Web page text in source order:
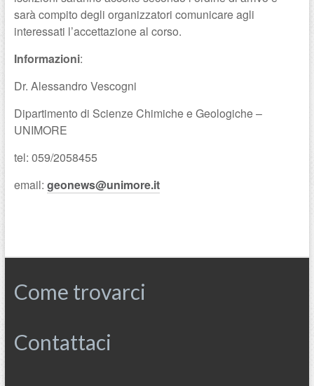
sarà compito degli organizzatori comunicare agli
interessati l’accettazione al corso.
Informazioni:
Dr. Alessandro Vescogni
Dipartimento di Scienze Chimiche e Geologiche –
UNIMORE
tel: 059/2058455
email: geonews@unimore.it
Come trovarci
Contattaci